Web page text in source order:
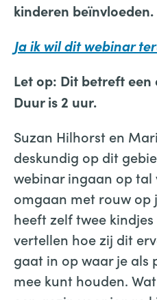
kinderen beïnvloeden.
Ja ik wil dit webinar
Let op: Dit betreft
Duur is 2 uur.
Suzan Hilhorst en
deskundig op dit
webinar ingaan op tal
omgaan met rouw op
heeft zelf twee
vertellen hoe zij dit
gaat in op waar je als
mee kunt houden.